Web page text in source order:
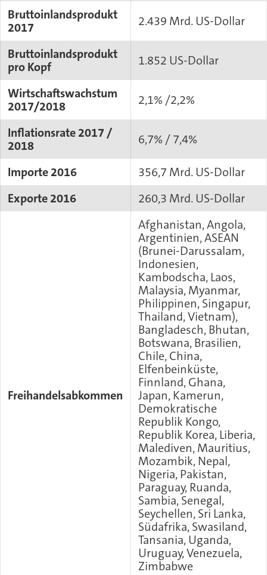
Bruttoinlandsprodukt
2017
2.439 Mrd. US-Dollar
Bruttoinlandsprodukt
pro Kopf
1.852 US-Dollar
Wirtschaftswachstum
2017/2018
2,1% /2,2%
Inflationsrate 2017 /
2018
6,7% / 7,4%
Importe 2016
356,7 Mrd. US-Dollar
Exporte 2016
260,3 Mrd. US-Dollar
Freihandelsabkommen
Afghanistan, Angola,
Argentinien, ASEAN
(Brunei-Darussalam,
Indonesien,
Kambodscha, Laos,
Malaysia, Myanmar,
Philippinen, Singapur,
Thailand, Vietnam),
Bangladesch, Bhutan,
Botswana, Brasilien,
Chile, China,
Elfenbeinküste,
Finnland, Ghana,
Japan, Kamerun,
Demokratische
Republik Kongo,
Republik Korea, Liberia,
Malediven, Mauritius,
Mozambik, Nepal,
Nigeria, Pakistan,
Paraguay, Ruanda,
Sambia, Senegal,
Seychellen, Sri Lanka,
Südafrika, Swasiland,
Tansania, Uganda,
Uruguay, Venezuela,
Zimbabwe